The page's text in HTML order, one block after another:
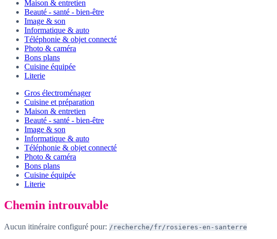
Maison & entretien
Beauté - santé - bien-être
Image & son
Informatique & auto
Téléphonie & objet connecté
Photo & caméra
Bons plans
Cuisine équipée
Literie
Gros électroménager
Cuisine et préparation
Maison & entretien
Beauté - santé - bien-être
Image & son
Informatique & auto
Téléphonie & objet connecté
Photo & caméra
Bons plans
Cuisine équipée
Literie
Chemin introuvable
Aucun itinéraire configuré pour: /recherche/fr/rosieres-en-santerre